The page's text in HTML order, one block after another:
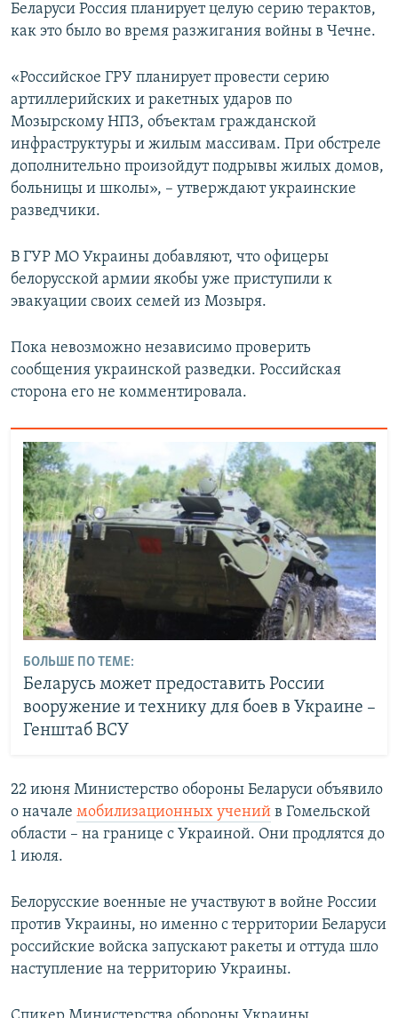
Беларуси Россия планирует целую серию терактов,
как это было во время разжигания войны в Чечне.
«Российское ГРУ планирует провести серию
артиллерийских и ракетных ударов по
Мозырскому НПЗ, объектам гражданской
инфраструктуры и жилым массивам. При обстреле
дополнительно произойдут подрывы жилых домов,
больницы и школы», – утверждают украинские
разведчики.
В ГУР МО Украины добавляют, что офицеры
белорусской армии якобы уже приступили к
эвакуации своих семей из Мозыря.
Пока невозможно независимо проверить
сообщения украинской разведки. Российская
сторона его не комментировала.
БОЛЬШЕ ПО ТЕМЕ:
Беларусь может предоставить России
вооружение и технику для боев в Украине –
Генштаб ВСУ
22 июня Министерство обороны Беларуси объявило
о начале мобилизационных учений в Гомельской
области – на границе с Украиной. Они продлятся до
1 июля.
Белорусские военные не участвуют в войне России
против Украины, но именно с территории Беларуси
российские войска запускают ракеты и оттуда шло
наступление на территорию Украины.